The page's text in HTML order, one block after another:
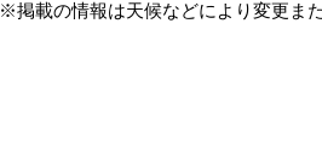
※掲載の情報は天候などにより変更ま